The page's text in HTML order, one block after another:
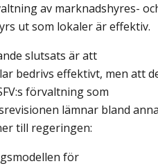
av marknadshyres-
ut som lokaler är effektiv.
slutsats är att
bedrivs effektivt, men att
förvaltning som
lämnar bland
till regeringen:
för